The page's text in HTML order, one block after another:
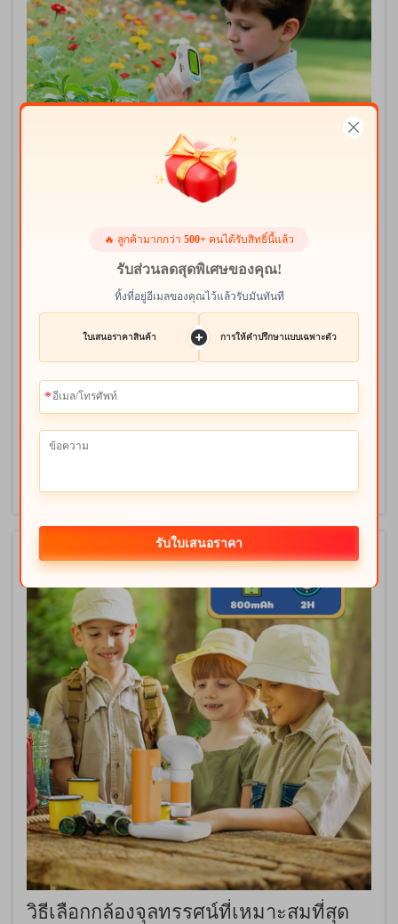
คู่มือสำหรับผู้เริ่มต้น: กล้องจุลทรรศน์ตัว
แรกสำหรับนักสำรวจเด็ก
2026-01-12 19:43:00
วิทยาศาสตร์ตัวน้อยถือเป็นหนึ่งในการลงทุนที่มีความ
ความอยากรู้...
วิธีเลือกกล้องจุลทรรศน์ที่เหมาะสมที่สุด
🔥 ลูกค้ามากกว่า 500+ คนได้รับสิทธิ์นี้แล้ว
รับส่วนลดสุดพิเศษของคุณ!
ทิ้งที่อยู่อีเมลของคุณไว้แล้วรับมันทันที
ใบเสนอราคาสินค้า การให้คำปรึกษาแบบเฉพาะตัว
รับใบเสนอราคา